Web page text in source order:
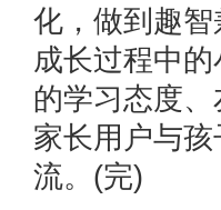
化，做到趣
成长过程中
的学习态度
家长用户与
流。(完)